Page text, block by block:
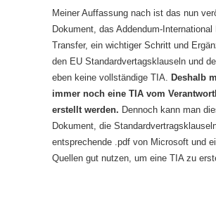
Meiner Auffassung nach ist das nun
Dokument, das Addendum-International
Transfer, ein wichtiger Schritt und
den EU Standardvertagsklauseln und
eben keine vollständige TIA. Deshalb
immer noch eine TIA vom
erstellt werden. Dennoch kann man
Dokument, die
entsprechende .pdf von Microsoft und
Quellen gut nutzen, um eine TIA zu